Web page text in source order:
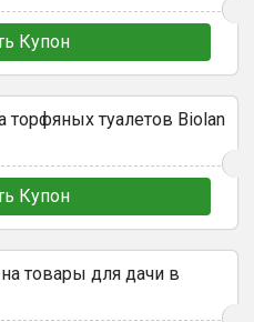
Купон
торфяных туалетов Biolan
Купон
товары для дачи в